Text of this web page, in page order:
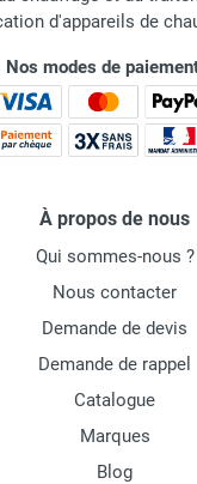
d'appareils de
Nos modes de
À propos de nous
Qui sommes-nous ?
Nous contacter
Demande de devis
Demande de rappel
Catalogue
Marques
Blog